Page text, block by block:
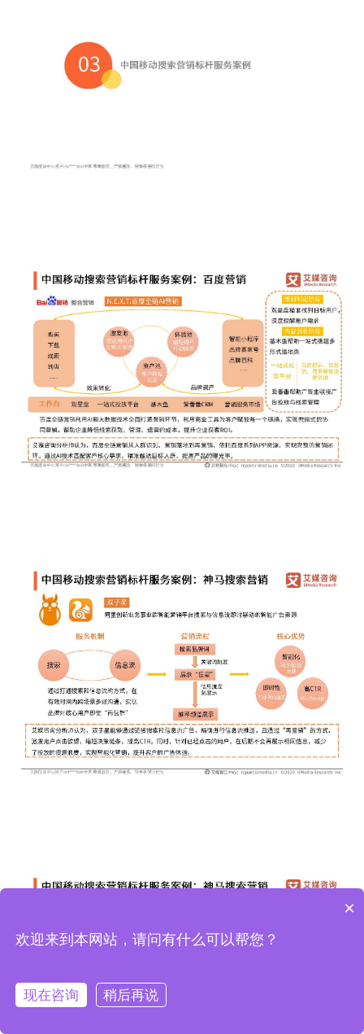
×
欢迎来到本网站，请问有什么可以帮您？
现在咨询 稍后再说